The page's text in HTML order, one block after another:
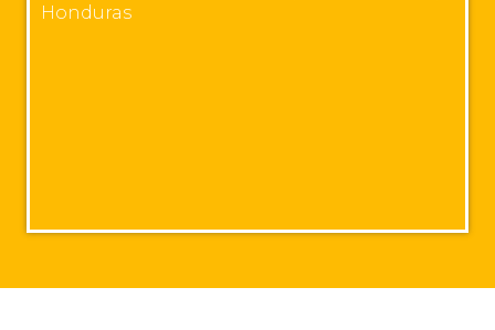
Honduras